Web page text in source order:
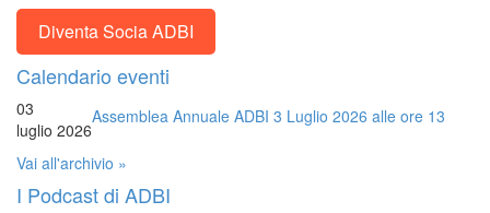
Diventa Socia ADBI
Calendario eventi
03
luglio 2026
Assemblea Annuale ADBI 3 Luglio 2026 alle ore 13
Vai all'archivio »
I Podcast di ADBI